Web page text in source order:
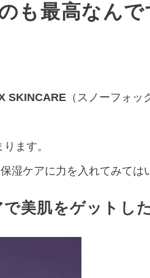
も最高なんで
SKINCARE （スノーフォッ
ます。
湿ケアに力を入れてみては
美肌をゲットし